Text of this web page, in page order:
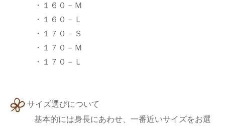
・１６０－Ｍ
・１６０－Ｌ
・１７０－Ｓ
・１７０－Ｍ
・１７０－Ｌ
サイズ選びについて
基本的には身長にあわせ、一番近いサイズをお選